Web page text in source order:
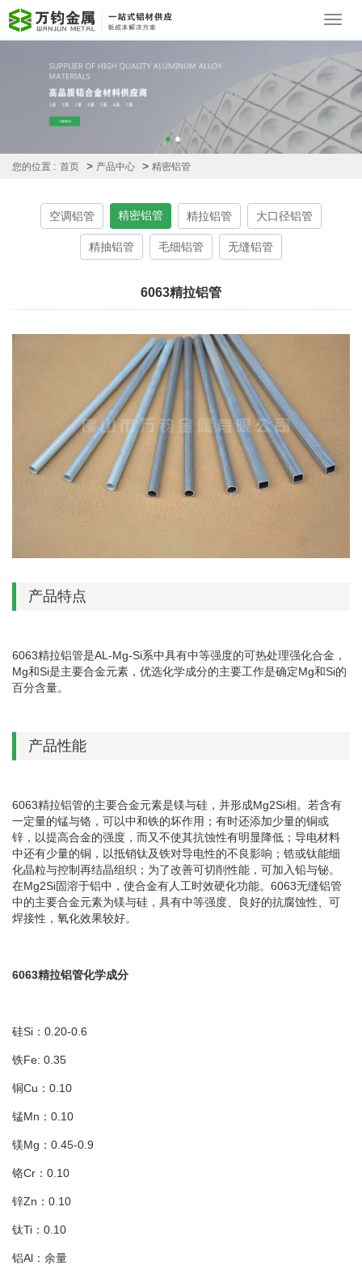
您的位置 : 首页 > 产品中心 > 精密铝管
空调铝管 精密铝管 精拉铝管 大口径铝管
精抽铝管 毛细铝管 无缝铝管
6063精拉铝管
产品特点
6063精拉铝管是AL-Mg-Si系中具有中等强度的可热处理强化合金，
Mg和Si是主要合金元素，优选化学成分的主要工作是确定Mg和Si的
百分含量。
产品性能
6063精拉铝管的主要合金元素是镁与硅，并形成Mg2Si相。若含有
一定量的锰与铬，可以中和铁的坏作用；有时还添加少量的铜或
锌，以提高合金的强度，而又不使其抗蚀性有明显降低；导电材料
中还有少量的铜，以抵销钛及铁对导电性的不良影响；锆或钛能细
化晶粒与控制再结晶组织；为了改善可切削性能，可加入铅与铋。
在Mg2Si固溶于铝中，使合金有人工时效硬化功能。6063无缝铝管
中的主要合金元素为镁与硅，具有中等强度、良好的抗腐蚀性、可
焊接性，氧化效果较好。
6063精拉铝管化学成分
硅Si：0.20-0.6
铁Fe: 0.35
铜Cu：0.10
锰Mn：0.10
镁Mg：0.45-0.9
铬Cr：0.10
锌Zn：0.10
钛Ti：0.10
铝Al：余量